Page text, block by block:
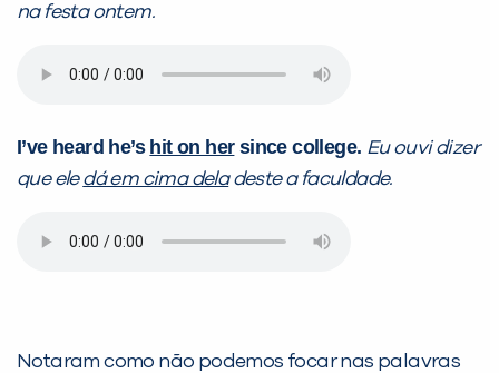
na festa ontem.
I’ve heard he’s hit on hersince college. Eu ouvi dizer
que eledá em cima deladeste a faculdade.
Notaram como não podemos focar nas palavras